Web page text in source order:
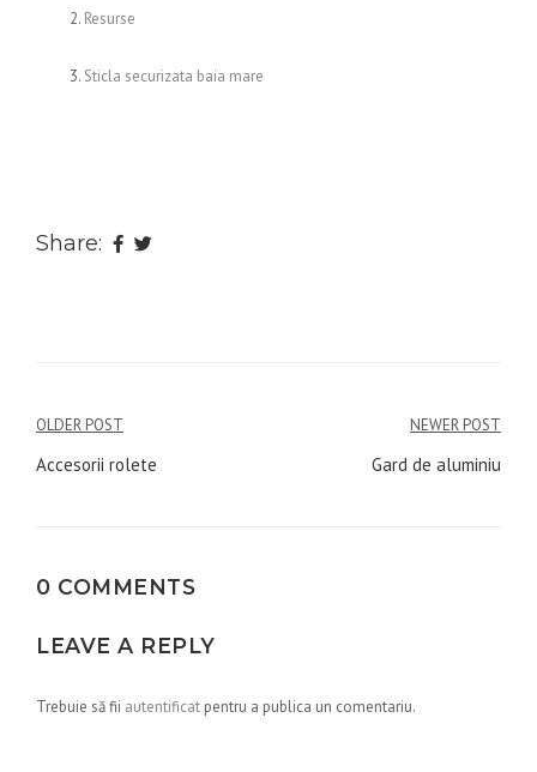
Resurse
Sticla securizata baia mare
Share:
Navigare
în
OLDER POST
Accesorii rolete
NEWER POST
Gard de aluminiu
0 COMMENTS
LEAVE A REPLY
Trebuie să fii autentificat pentru a publica un comentariu.